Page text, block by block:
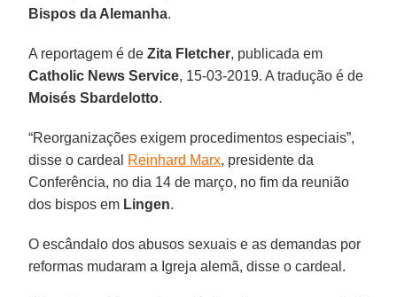
Bispos da Alemanha.
A reportagem é deZita Fletcher, publicada em
Catholic News Service, 15-03-2019. A tradução é de
Moisés Sbardelotto.
“Reorganizações exigem procedimentos especiais”,
disse o cardeal Reinhard Marx, presidente da
Conferência, no dia 14 de março, no fim da reunião
dos bispos em Lingen.
O escândalo dos abusos sexuais e as demandas por
reformas mudaram a Igreja alemã, disse o cardeal.